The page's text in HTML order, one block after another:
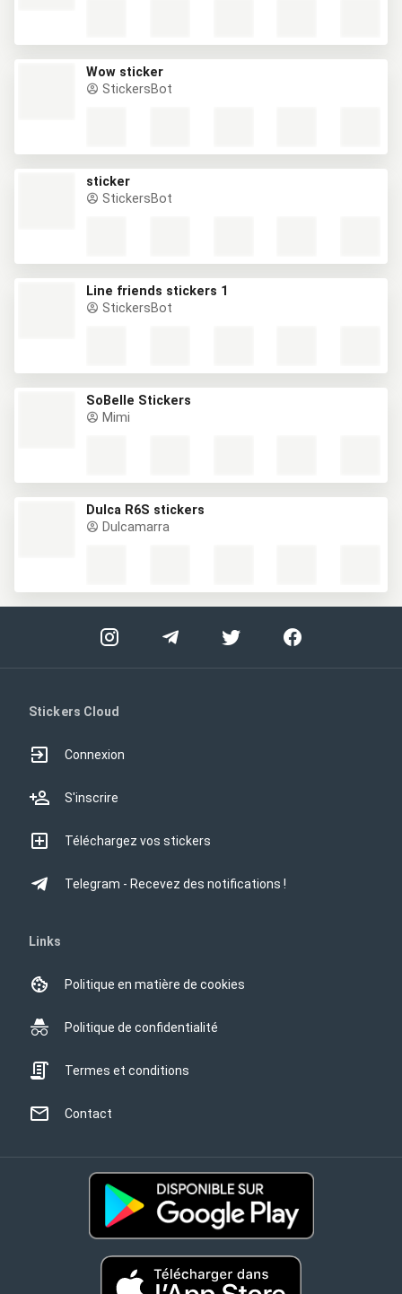
Wow sticker
StickersBot
sticker
StickersBot
Line friends stickers 1
StickersBot
SoBelle Stickers
Mimi
Dulca R6S stickers
Dulcamarra
Stickers Cloud
Connexion
S'inscrire
Téléchargez vos stickers
Telegram - Recevez des notifications !
Links
Politique en matière de cookies
Politique de confidentialité
Termes et conditions
Contact